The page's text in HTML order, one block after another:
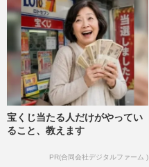
宝くじ当たる人だけがやってい
ること、教えます
PR(合同会社デジタルファーム )